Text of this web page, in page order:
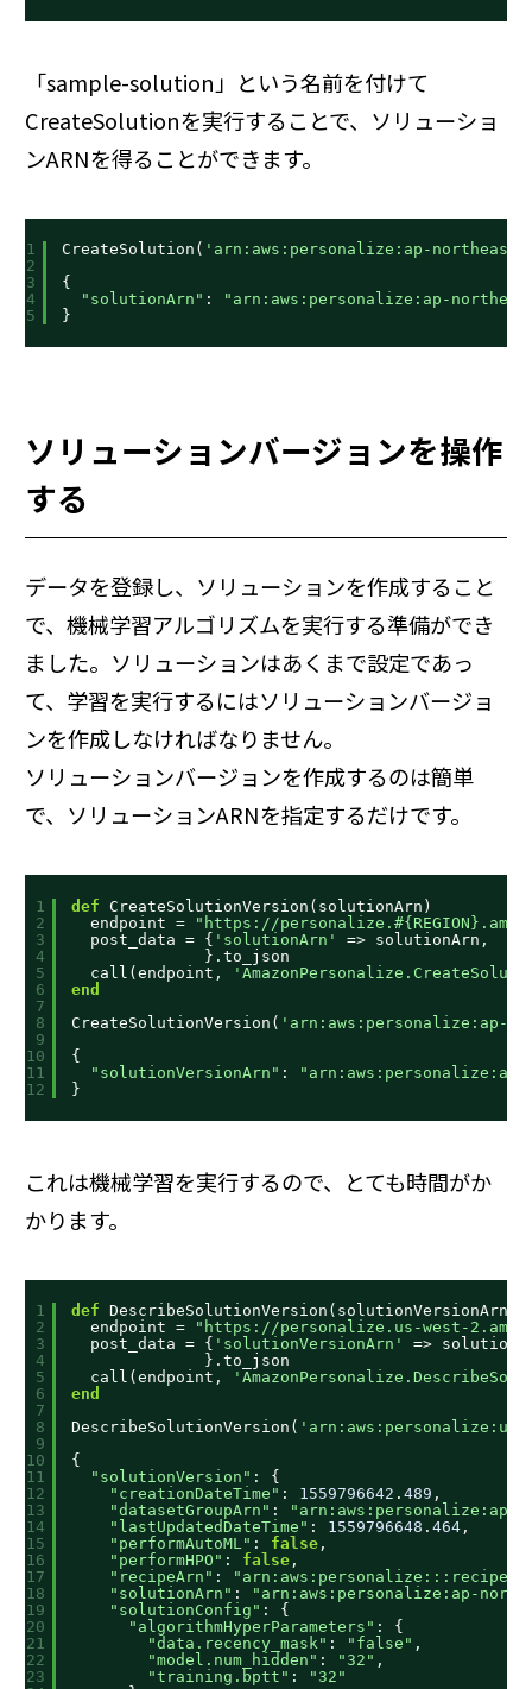
「sample-solution」という名前を付けて
CreateSolutionを実行することで、ソリューショ
ンARNを得ることができます。
1
2
3
4
5
CreateSolution( 'arn:aws:personalize:ap-northeast-
{
"solutionArn" :
"arn:aws:personalize:ap-
}
ソリューションバージョンを操作
する
データを登録し、ソリューションを作成すること
で、機械学習アルゴリズムを実行する準備ができ
ました。ソリューションはあくまで設定であっ
て、学習を実行するにはソリューションバージョ
ンを作成しなければなりません。
ソリューションバージョンを作成するのは簡単
で、ソリューションARNを指定するだけです。
1
2
3
4
5
6
7
8
9
10
11
12
def CreateSolutionVersion(solutionArn)
endpoint =
" https://personalize.#
post_data = { 'solutionArn'
=> solutionArn,
}.to_json
call(endpoint,
end
CreateSolutionVersion( 'arn:aws:personalize:ap-
{
"solutionVersionArn" :
}
これは機械学習を実行するので、とても時間がか
かります。
1
2
3
4
5
6
7
8
9
10
11
12
13
14
15
16
17
18
19
20
21
22
23
def DescribeSolutionVersion(solutionVersionArn)
endpoint =
" https://personalize.us-west-
post_data = { 'solutionVersionArn'
=>
}.to_json
call(endpoint,
end
DescribeSolutionVersion( 'arn:aws:personalize:us-
{
"solutionVersion" : {
"creationDateTime" : 1559796642 . 489 ,
"datasetGroupArn" :
"arn:aws:personalize:ap-
"lastUpdatedDateTime" : 1559796648 . 464 ,
"performAutoML" : false ,
"performHPO" : false ,
"recipeArn" :
"arn:aws:personalize:::recipe/
"solutionArn" :
"arn:aws:personalize:ap-
"solutionConfig" : {
"algorithmHyperParameters" : {
"data.recency_mask" : "false" ,
"model.num_hidden" : "32" ,
"training.bptt" :
"32"